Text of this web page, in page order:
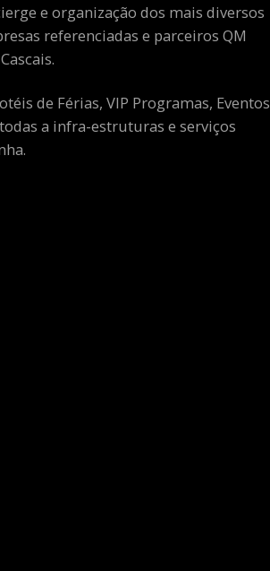
e organização dos mais diversos
referenciadas e parceiros QM
de Férias, VIP Programas, Eventos
a infra-estruturas e serviços